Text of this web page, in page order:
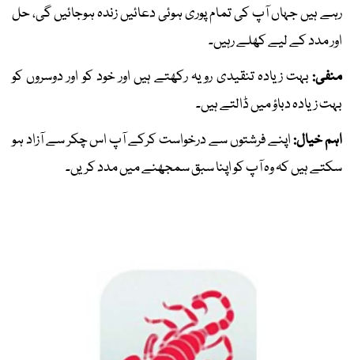
رہے ہیں جہاں آپ کی تمام پوری ہوئی دعائیں زندہ ہوجائیں گی، حل
اور مدد کے لیے کھلے رہیں۔
منفی:بہت زیادہ تنقیدی رویہ رکھتے ہیں اور خود کو اور دوسروں کو
بہت زیادہ دباؤ میں ڈالتے ہیں۔
اہم خیال:اپنے فرشتوں سے درخواست کرکے آپ اس چکر سے آزاد ہو
سکتے ہیں کہ وہ آپ کو اپنا سبق سمجھنے میں مدد کریں۔